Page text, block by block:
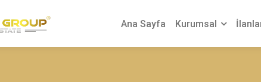
Ana Sayfa Kurumsal